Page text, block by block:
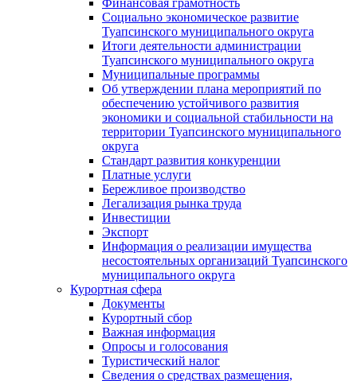
Финансовая грамотность
Социально экономическое развитие
Туапсинского муниципального округа
Итоги деятельности администрации
Туапсинского муниципального округа
Муниципальные программы
Об утверждении плана мероприятий по
обеспечению устойчивого развития
экономики и социальной стабильности на
территории Туапсинского муниципального
округа
Стандарт развития конкуренции
Платные услуги
Бережливое производство
Легализация рынка труда
Инвестиции
Экспорт
Информация о реализации имущества
несостоятельных организаций Туапсинского
муниципального округа
Курортная сфера
Документы
Курортный сбор
Важная информация
Опросы и голосования
Туристический налог
Сведения о средствах размещения,